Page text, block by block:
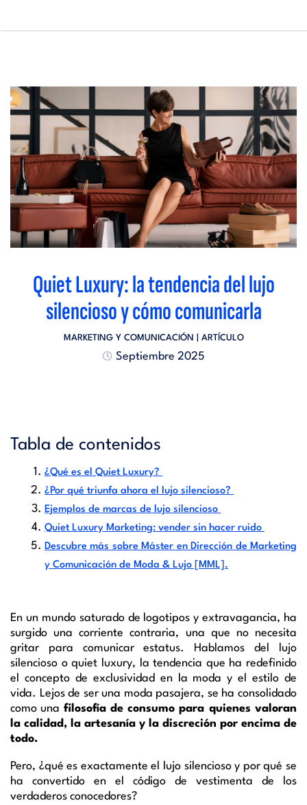
contenido
Quiet Luxury: la tendencia del lujo
silencioso y cómo comunicarla
MARKETING Y COMUNICACIÓN | ARTÍCULO
Septiembre 2025
Tabla de contenidos
¿Qué es el Quiet Luxury?
¿Por qué triunfa ahora el lujo silencioso?
Ejemplos de marcas de lujo silencioso
Quiet Luxury Marketing: vender sin hacer ruido
Descubre más sobre Máster en Dirección de Marketing
y Comunicación de Moda & Lujo [MML].
En un mundo saturado de logotipos y extravagancia, ha
surgido una corriente contraria, una que no necesita
gritar para comunicar estatus. Hablamos del lujo
silencioso o quiet luxury, la tendencia que ha redefinido
el concepto de exclusividad en la moda y el estilo de
vida. Lejos de ser una moda pasajera, se ha consolidado
como una filosofía de consumo para quienes valoran
la calidad, la artesanía y la discreción por encima de
todo.
Pero, ¿qué es exactamente el lujo silencioso y por qué se
ha convertido en el código de vestimenta de los
verdaderos conocedores?